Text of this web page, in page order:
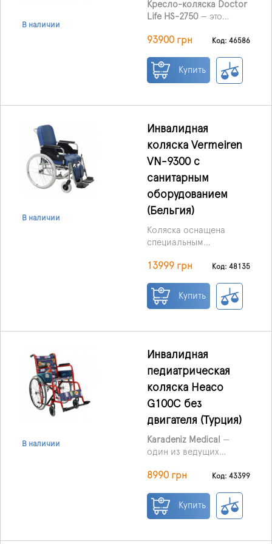
регулируется по углу
наклона. Современная
интуитивно понятна и
использовании.
В наличии
Кресло-коляска Doctor
Life HS-2750— это
складное
коляска, которое
позволяет людям с
жизни. Благодаря
коляски пользователь
может легко
маневрировать даже в
узких помещениях.
93900 грн Код: 46586
Купить
В наличии
Инвалидная
коляска Vermeiren
VN-9300 с
санитарным
оборудованием
(Бельгия)
Коляска оснащена
специальным
санитарных нужд и
под сиденьем.
Благодаря
заезжать прямо на
и использование
максимально удобными.
13999 грн Код: 48135
Купить
В наличии
Инвалидная
педиатрическая
коляска Heaco
G100С без
двигателя (Турция)
Karadeniz Medical
—
один из ведущих
производителей
оборудования. В
ассортименте компании
8990 грн Код: 43399
Купить